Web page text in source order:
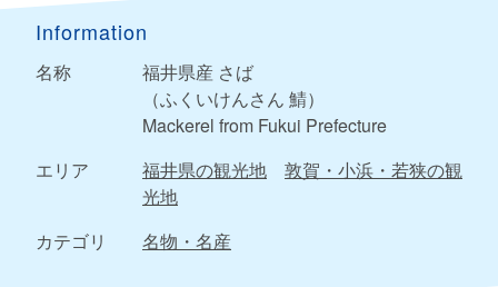
Information
名称
福井県産 さば
（ふくいけんさん 鯖）
Mackerel from Fukui Prefecture
エリア
福井県の観光地
敦賀・小浜・若狭の観
光地
カテゴリ
名物・名産